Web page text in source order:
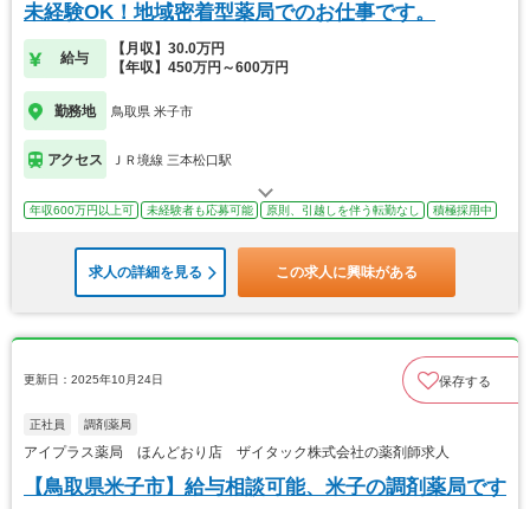
未経験OK！地域密着型薬局でのお仕事です。
給与
【月収】30.0万円
【年収】450万円～600万円
勤務地 鳥取県 米子市
アクセス ＪＲ境線 三本松口駅
年収600万円以上可 未経験者も応募可能 原則、引越しを伴う転勤なし 積極採用中
求人の詳細を見る この求人に興味がある
更新日：2025年10月24日 保存する
正社員 調剤薬局
アイプラス薬局 ほんどおり店 ザイタック株式会社の薬剤師求人
【鳥取県米子市】給与相談可能、米子の調剤薬局です